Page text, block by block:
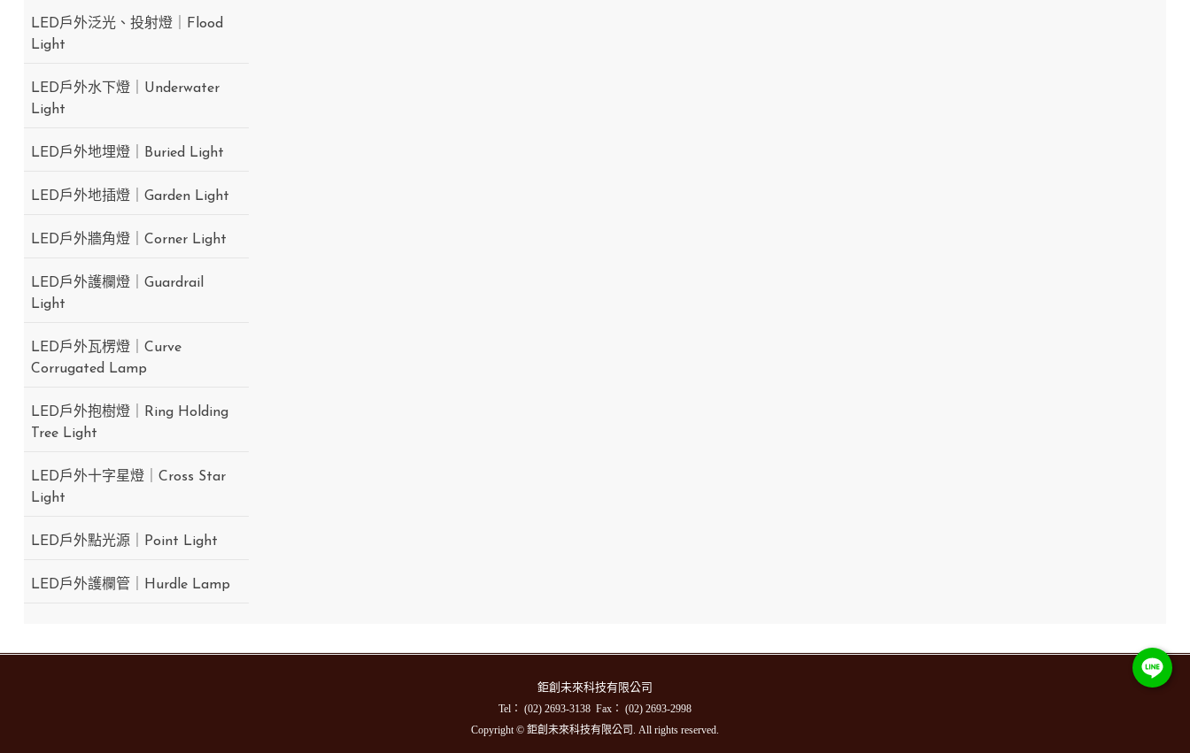
LED戶外泛光、投射燈｜Flood
Light
LED戶外水下燈｜Underwater
Light
LED戶外地埋燈｜Buried Light
LED戶外地插燈｜Garden Light
LED戶外牆角燈｜Corner Light
LED戶外護欄燈｜Guardrail
Light
LED戶外瓦楞燈｜Curve
Corrugated Lamp
LED戶外抱樹燈｜Ring Holding
Tree Light
LED戶外十字星燈｜Cross Star
Light
LED戶外點光源｜Point Light
LED戶外護欄管｜Hurdle Lamp
鉅創未來科技有限公司
Tel： (02) 2693-3138 Fax： (02) 2693-2998
Copyright © 鉅創未來科技有限公司. All rights reserved.